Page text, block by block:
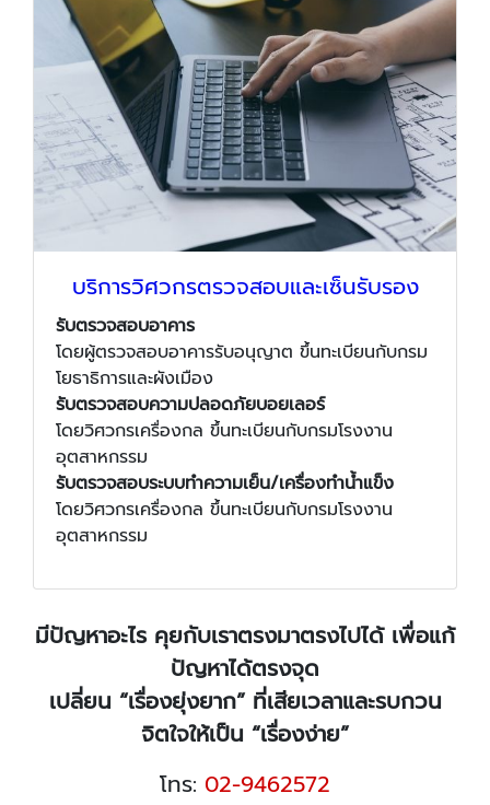
บริการวิศวกรตรวจสอบและเซ็นรับรอง
รับตรวจสอบอาคาร
โดยผู้ตรวจสอบอาคารรับอนุญาต ขึ้นทะเบียนกับกรม
โยธาธิการและผังเมือง
รับตรวจสอบความปลอดภัยบอยเลอร์
โดยวิศวกรเครื่องกล ขึ้นทะเบียนกับกรมโรงงาน
อุตสาหกรรม
รับตรวจสอบระบบทำความเย็น/เครื่องทำน้ำแข็ง
โดยวิศวกรเครื่องกล ขึ้นทะเบียนกับกรมโรงงาน
อุตสาหกรรม
มีปัญหาอะไร คุยกับเราตรงมาตรงไปได้ เพื่อแก้
ปัญหาได้ตรงจุด
เปลี่ยน “เรื่องยุ่งยาก” ที่เสียเวลาและรบกวน
จิตใจให้เป็น “เรื่องง่าย”
โทร: 02-9462572